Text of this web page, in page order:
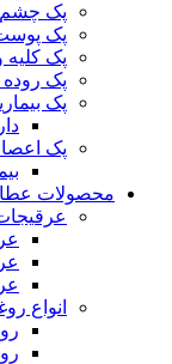
پک چشم
پک
پک کلیه
پک
پک
پک
محصولات
انواع